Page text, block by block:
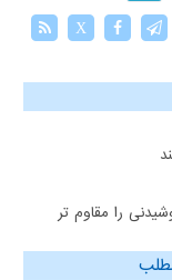
X
را مقاوم تر